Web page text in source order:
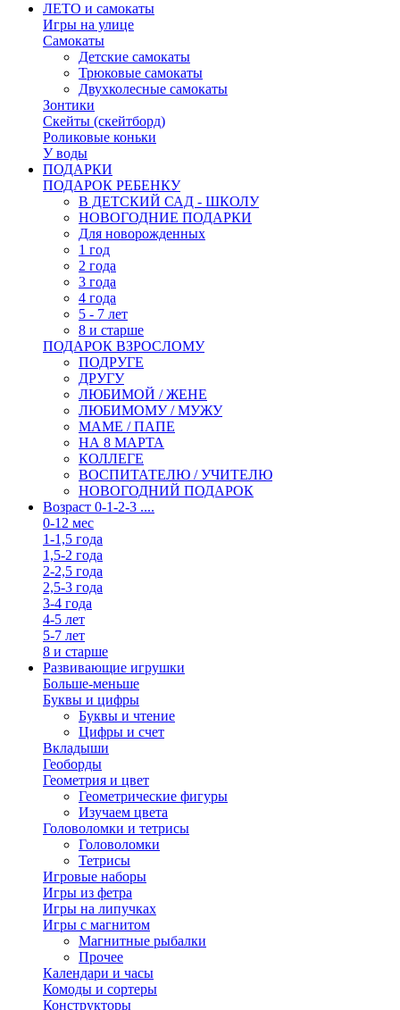
ЛЕТО и самокаты
Игры на улице
Самокаты
Детские самокаты
Трюковые самокаты
Двухколесные самокаты
Зонтики
Скейты (скейтборд)
Роликовые коньки
У воды
ПОДАРКИ
ПОДАРОК РЕБЕНКУ
В ДЕТСКИЙ САД - ШКОЛУ
НОВОГОДНИЕ ПОДАРКИ
Для новорожденных
1 год
2 года
3 года
4 года
5 - 7 лет
8 и старше
ПОДАРОК ВЗРОСЛОМУ
ПОДРУГЕ
ДРУГУ
ЛЮБИМОЙ / ЖЕНЕ
ЛЮБИМОМУ / МУЖУ
МАМЕ / ПАПЕ
НА 8 МАРТА
КОЛЛЕГЕ
ВОСПИТАТЕЛЮ / УЧИТЕЛЮ
НОВОГОДНИЙ ПОДАРОК
Возраст 0-1-2-3 ....
0-12 мес
1-1,5 года
1,5-2 года
2-2,5 года
2,5-3 года
3-4 года
4-5 лет
5-7 лет
8 и старше
Развивающие игрушки
Больше-меньше
Буквы и цифры
Буквы и чтение
Цифры и счет
Вкладыши
Геоборды
Геометрия и цвет
Геометрические фигуры
Изучаем цвета
Головоломки и тетрисы
Головоломки
Тетрисы
Игровые наборы
Игры из фетра
Игры на липучках
Игры с магнитом
Магнитные рыбалки
Прочее
Календари и часы
Комоды и сортеры
Конструкторы